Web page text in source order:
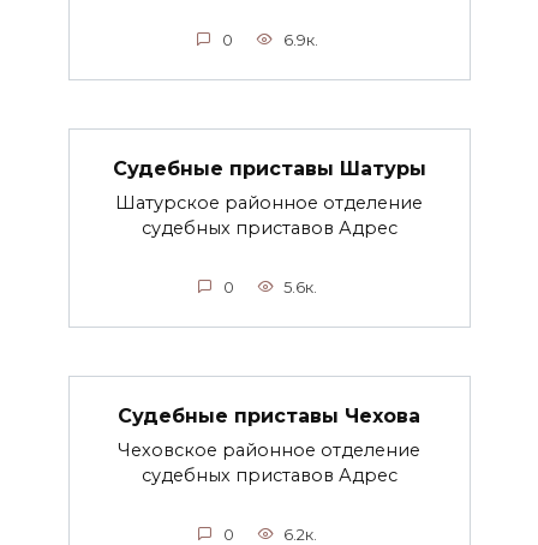
0 6.9к.
Судебные приставы Шатуры
Шатурское районное отделение
судебных приставов Адрес
0 5.6к.
Судебные приставы Чехова
Чеховское районное отделение
судебных приставов Адрес
0 6.2к.